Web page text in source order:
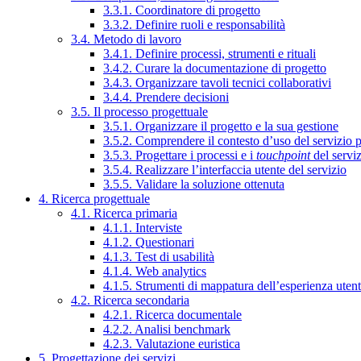
3.3.1. Coordinatore di progetto
3.3.2. Definire ruoli e responsabilità
3.4. Metodo di lavoro
3.4.1. Definire processi, strumenti e rituali
3.4.2. Curare la documentazione di progetto
3.4.3. Organizzare tavoli tecnici collaborativi
3.4.4. Prendere decisioni
3.5. Il processo progettuale
3.5.1. Organizzare il progetto e la sua gestione
3.5.2. Comprendere il contesto d’uso del servizio
3.5.3. Progettare i processi e i touchpointdel
3.5.4. Realizzare l’interfaccia utente del servizio
3.5.5. Validare la soluzione ottenuta
4. Ricerca progettuale
4.1. Ricerca primaria
4.1.1. Interviste
4.1.2. Questionari
4.1.3. Test di usabilità
4.1.4. Web analytics
4.1.5. Strumenti di mappatura dell’esperienza
4.2. Ricerca secondaria
4.2.1. Ricerca documentale
4.2.2. Analisi benchmark
4.2.3. Valutazione euristica
5. Progettazione dei servizi